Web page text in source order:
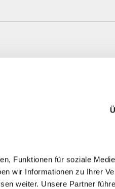
Funktionen für soziale
wir Informationen zu Ihrer
weiter. Unsere Partner